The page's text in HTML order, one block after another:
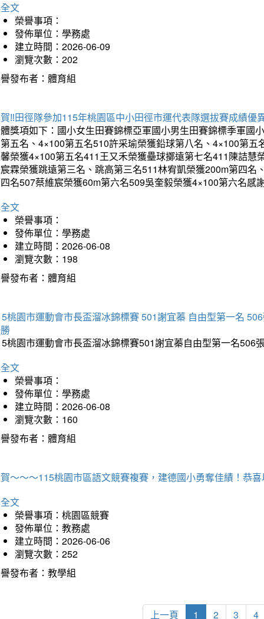
文
榮譽事項：
發佈單位：學務處
建立時間：2026-06-09
瀏覽次數：202
發布者：體育組
‼️田徑隊參加115年桃園區中小田徑市運代表隊選拔賽成績優
獎項如下：國小女生田賽錦標亞軍國小男生田賽錦標季軍國
五名、4×100第五名510許采瑜榮獲鉛球第八名、4×100第
榮獲4×100第五名411王又禾榮獲壘球擲遠第七名411陳詰
霖榮獲跳遠第三名、跳高第三名511林宥凱榮獲200m第四
名507蔡維宸榮獲60m第六名509吳奎毅榮獲4×100第六名
文
榮譽事項：
發佈單位：學務處
建立時間：2026-06-08
瀏覽次數：198
發布者：體育組
桃園市運動會市長盃溜冰錦標賽 501謝宜蓁 自由型第一名
桃園市運動會市長盃溜冰錦標賽501謝宜蓁自由型第一名
文
榮譽事項：
發佈單位：學務處
建立時間：2026-06-08
瀏覽次數：160
發布者：體育組
～～～115桃園市區語文競賽複賽，建德國小勇奪佳績！恭
文
榮譽事項：桃園區競賽
發佈單位：教務處
建立時間：2026-06-06
瀏覽次數：252
發布者：教學組
上一頁 1 2 3 4